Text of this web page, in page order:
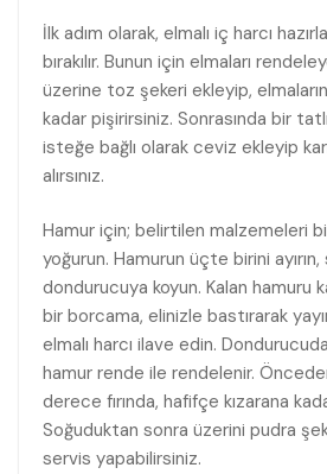
İlk adım olarak, elmalı iç harcı
bırakılır. Bunun için elmaları
üzerine toz şekeri ekleyip,
kadar pişirirsiniz. Sonrasında bir
isteğe bağlı olarak ceviz ekleyip
alırsınız.
Hamur için; belirtilen malzemeleri
yoğurun. Hamurun üçte birini
dondurucuya koyun. Kalan hamuru
bir borcama, elinizle bastırarak
elmalı harcı ilave edin.
hamur rende ile rendelenir. Önceden
derece fırında, hafifçe kızarana
Soğuduktan sonra üzerini pudra
servis yapabilirsiniz.